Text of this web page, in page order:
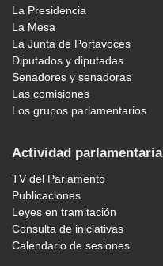
La Presidencia
La Mesa
La Junta de Portavoces
Diputados y diputadas
Senadores y senadoras
Las comisiones
Los grupos parlamentarios
Actividad parlamentaria
TV del Parlamento
Publicaciones
Leyes en tramitación
Consulta de iniciativas
Calendario de sesiones